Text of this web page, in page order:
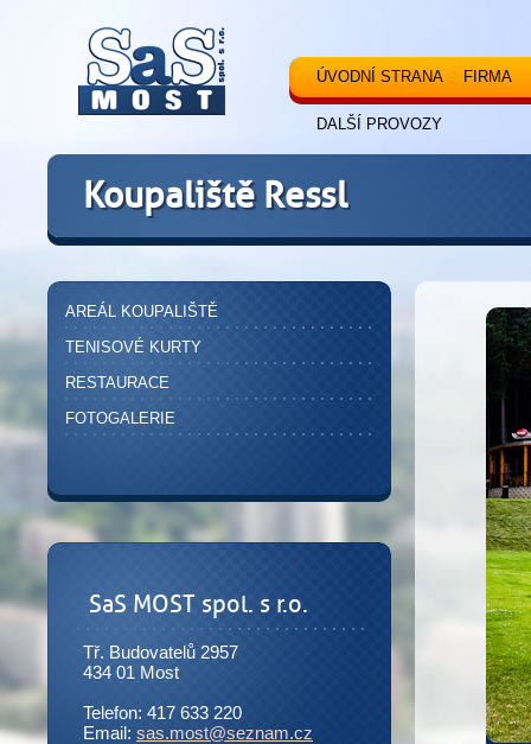
ÚVODNÍ STRANA FIRMA
DALŠÍ PROVOZY
Koupaliště Ressl
AREÁL KOUPALIŠTĚ
TENISOVÉ KURTY
RESTAURACE
FOTOGALERIE
SaS MOST spol. s r.o.
Tř. Budovatelů 2957
434 01 Most
Telefon: 417 633 220
Email: sas.most@seznam.cz